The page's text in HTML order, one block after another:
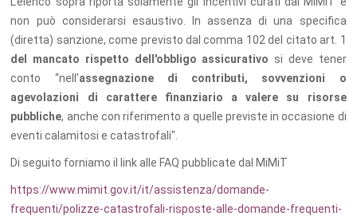
non può considerarsi esaustivo. In assenza di una specifica
(diretta) sanzione, come previsto dal comma 102 del citato art. 1
del mancato rispetto dell'obbligo assicurativo si deve tener
conto “nell’assegnazione di contributi, sovvenzioni o
agevolazioni di carattere finanziario a valere su risorse
pubbliche, anche con riferimento a quelle previste in occasione di
eventi calamitosi e catastrofali".
Di seguito forniamo il link alle FAQ pubblicate dal MiMiT
https://www.mimit.gov.it/it/assistenza/domande-
frequenti/polizze-catastrofali-risposte-alle-domande-frequenti-